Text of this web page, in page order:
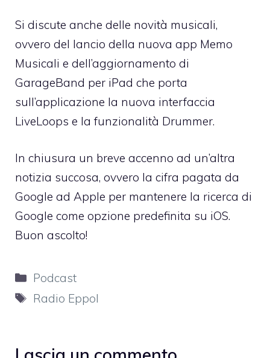
Si discute anche delle novità musicali,
ovvero del lancio della nuova app Memo
Musicali e dell’aggiornamento di
GarageBand per iPad che porta
sull’applicazione la nuova interfaccia
LiveLoops e la funzionalità Drummer.
In chiusura un breve accenno ad un’altra
notizia succosa, ovvero la cifra pagata da
Google ad Apple per mantenere la ricerca di
Google come opzione predefinita su iOS.
Buon ascolto!
Categorie
Podcast
Tag
Radio Eppol